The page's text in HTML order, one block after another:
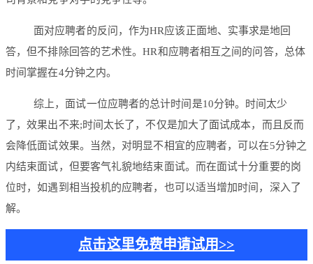
面对应聘者的反问，作为HR应该正面地、实事求是地回
答，但不排除回答的艺术性。HR和应聘者相互之间的问答，总体
时间掌握在4分钟之内。
综上，面试一位应聘者的总计时间是10分钟。时间太少
了，效果出不来;时间太长了，不仅是加大了面试成本，而且反而
会降低面试效果。当然，对明显不相宜的应聘者，可以在5分钟之
内结束面试，但要客气礼貌地结束面试。而在面试十分重要的岗
位时，如遇到相当投机的应聘者，也可以适当增加时间，深入了
解。
点击这里免费申请试用>>